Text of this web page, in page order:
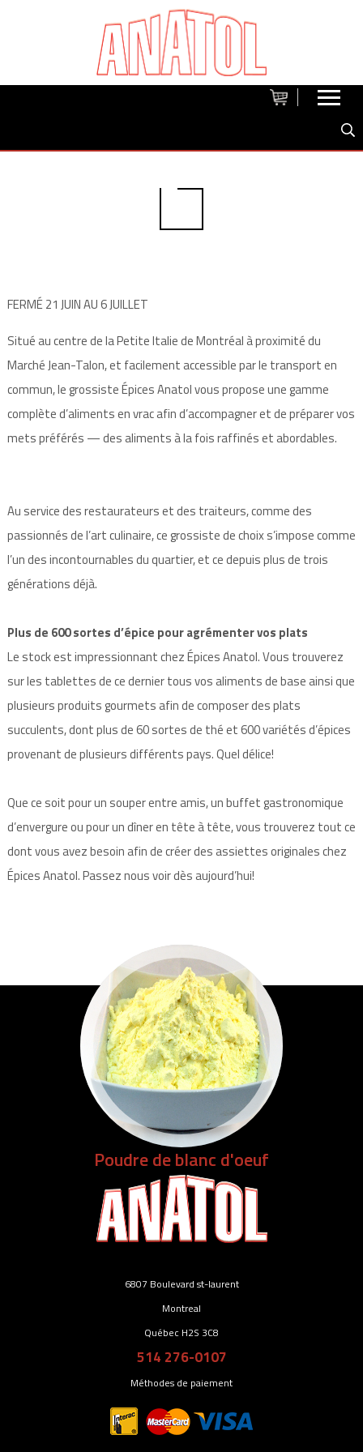
FERMÉ 21 JUIN AU 6 JUILLET
Situé au centre de la Petite Italie de Montréal à proximité du
Marché Jean-Talon, et facilement accessible par le transport en
commun, le grossiste Épices Anatol vous propose une gamme
complète d’aliments en vrac afin d’accompagner et de préparer vos
mets préférés — des aliments à la fois raffinés et abordables.
Au service des restaurateurs et des traiteurs, comme des
passionnés de l’art culinaire, ce grossiste de choix s’impose comme
l’un des incontournables du quartier, et ce depuis plus de trois
générations déjà.
Plus de 600 sortes d’épice pour agrémenter vos plats
Le stock est impressionnant chez Épices Anatol. Vous trouverez
sur les tablettes de ce dernier tous vos aliments de base ainsi que
plusieurs produits gourmets afin de composer des plats
succulents, dont plus de 60 sortes de thé et 600 variétés d’épices
provenant de plusieurs différents pays. Quel délice!
Que ce soit pour un souper entre amis, un buffet gastronomique
d’envergure ou pour un dîner en tête à tête, vous trouverez tout ce
dont vous avez besoin afin de créer des assiettes originales chez
Épices Anatol. Passez nous voir dès aujourd’hui!
Poudre de blanc d'oeuf
6807 Boulevard st-laurent
Montreal
Québec H2S 3C8
514 276-0107
Méthodes de paiement